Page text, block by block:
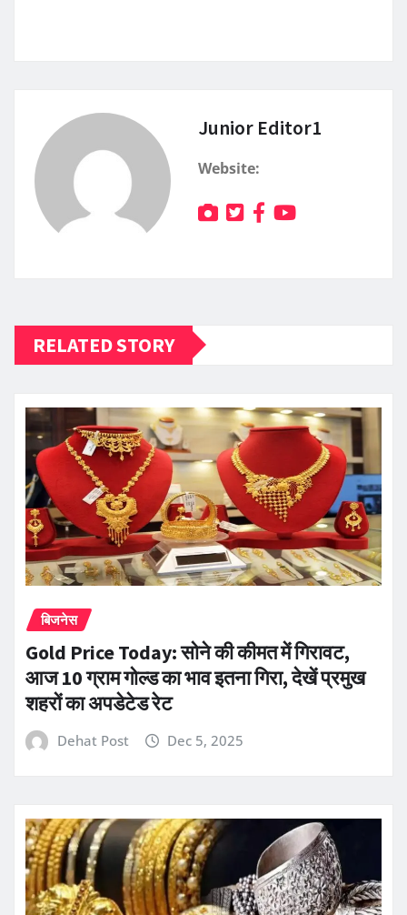
Junior Editor1
Website:
RELATED STORY
बिजनेस
Gold Price Today: सोने की कीमत में गिरावट,
आज 10 ग्राम गोल्ड का भाव इतना गिरा, देखें प्रमुख
शहरों का अपडेटेड रेट
Dehat Post Dec 5, 2025